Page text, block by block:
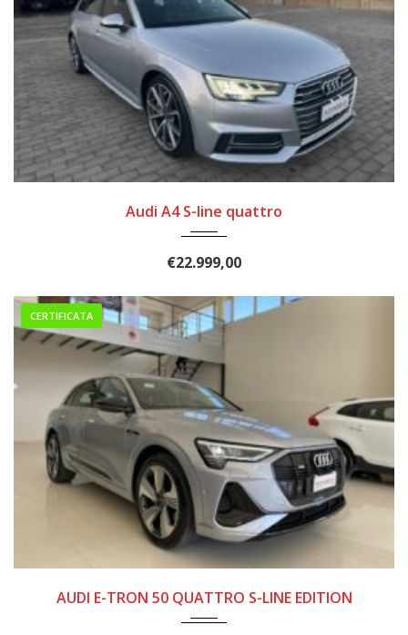
Audi A4 S-line quattro
€22.999,00
CERTIFICATA
AUDI E-TRON 50 QUATTRO S-LINE EDITION